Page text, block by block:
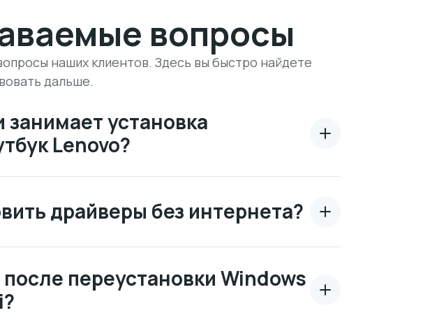
вопросы
наших клиентов. Здесь вы быстро найдете
дальше.
установка
Lenovo?
драйверы без интернета?
переустановки Windows